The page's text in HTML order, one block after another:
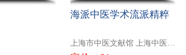
海派中医学术流派精粹
上海市中医文献馆 上海中医药